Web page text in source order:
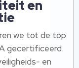
en
we tot de top
gecertificeerd
en